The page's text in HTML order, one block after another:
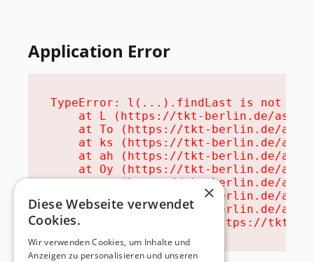
Application Error
TypeError: l(...).findLast is not a
at L (https://tkt-berlin.de/
at To (https://tkt-berlin.de/
at ks (https://tkt-berlin.de/
at ah (https://tkt-berlin.de/
at Oy (https://tkt-berlin.de/
at na (https://tkt-berlin.de/
at th (https://tkt-berlin.de/
at eh (https://tkt-berlin.de/
at MessagePort.ae (https://tkt-
×
Diese Webseite verwendet
Cookies.
Wir verwenden Cookies, um Inhalte und
Anzeigen zu personalisieren und unseren